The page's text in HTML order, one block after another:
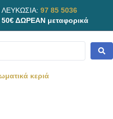
ΛΕΥΚΩΣΙΑ: 97 85 5036
50€ ΔΩΡΕΑΝ μεταφορικά